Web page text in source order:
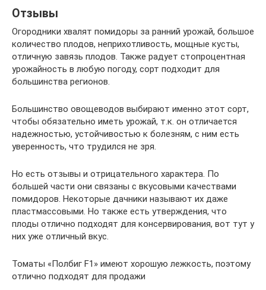
Отзывы
Огородники хвалят помидоры за ранний урожай, большое
количество плодов, неприхотливость, мощные кусты,
отличную завязь плодов. Также радует стопроцентная
урожайность в любую погоду, сорт подходит для
большинства регионов.
Большинство овощеводов выбирают именно этот сорт,
чтобы обязательно иметь урожай, т.к. он отличается
надежностью, устойчивостью к болезням, с ним есть
уверенность, что трудился не зря.
Но есть отзывы и отрицательного характера. По
большей части они связаны с вкусовыми качествами
помидоров. Некоторые дачники называют их даже
пластмассовыми. Но также есть утверждения, что
плоды отлично подходят для консервирования, вот тут у
них уже отличный вкус.
Томаты «Полбиг F1» имеют хорошую лежкость, поэтому
отлично подходят для продажи